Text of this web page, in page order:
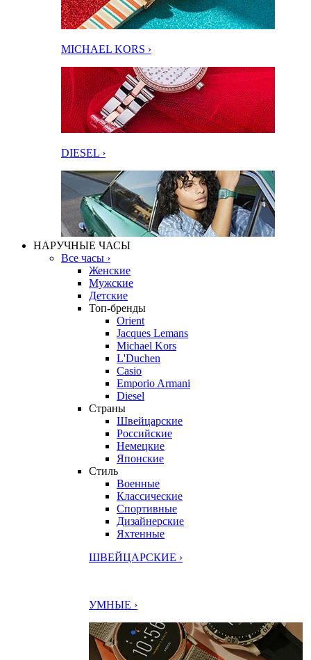
MICHAEL KORS ›
DIESEL ›
НАРУЧНЫЕ ЧАСЫ
Все часы ›
Женские
Мужские
Детские
Топ-бренды
Orient
Jacques Lemans
Michael Kors
L'Duchen
Casio
Emporio Armani
Diesel
Страны
Швейцарские
Российские
Немецкие
Японские
Стиль
Военные
Классические
Спортивные
Дизайнерские
Яхтенные
ШВЕЙЦАРСКИЕ ›
УМНЫЕ ›